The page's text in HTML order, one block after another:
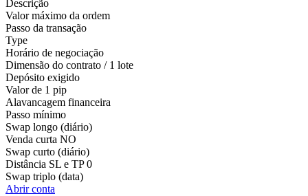
Descrição
Valor máximo da ordem
Passo da transação
Type
Horário de negociação
Dimensão do contrato / 1 lote
Depósito exigido
Valor de 1 pip
Alavancagem financeira
Passo mínimo
Swap longo (diário)
Venda curta NO
Swap curto (diário)
Distância SL e TP 0
Swap triplo (data)
Abrir conta